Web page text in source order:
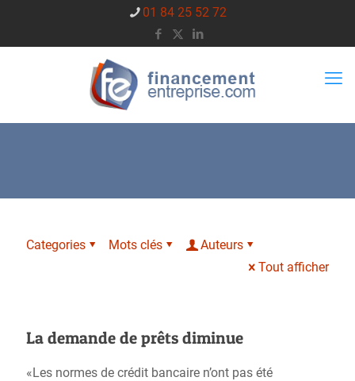
01 84 25 52 72
Categories Mots clés
Auteurs
Tout afficher
La demande de prêts diminue
«Les normes de crédit bancaire n’ont pas été